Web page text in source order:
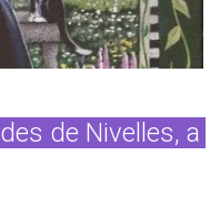
de Nivelles, a